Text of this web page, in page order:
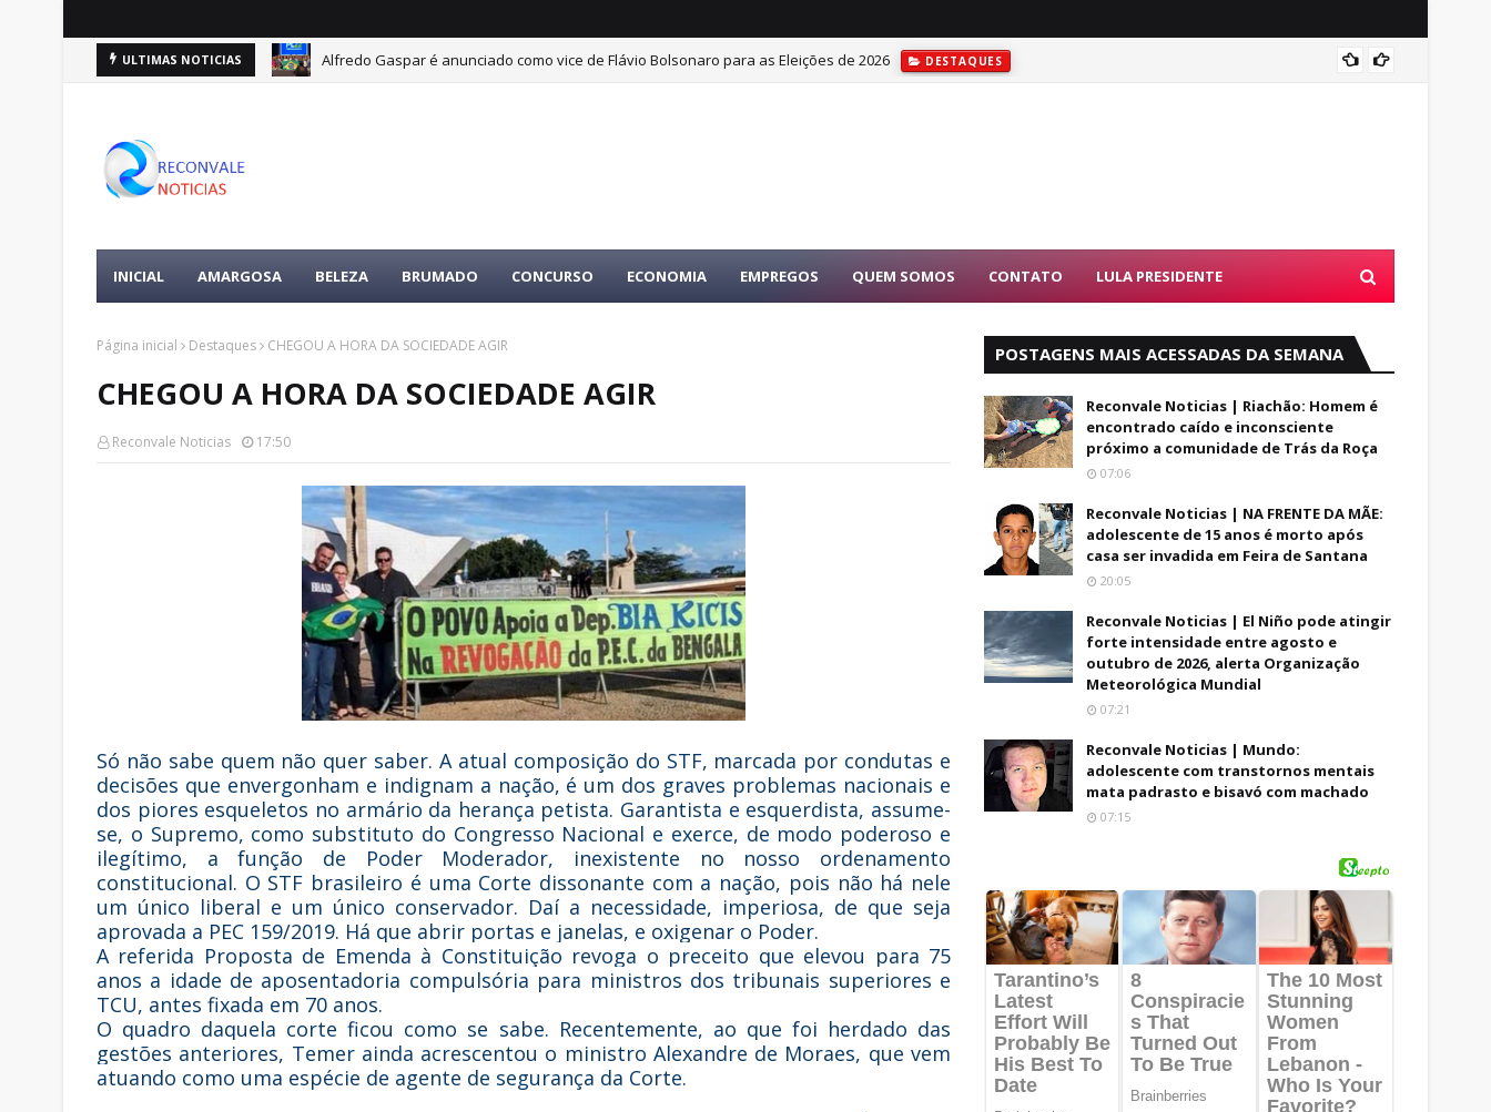
ULTIMAS NOTICIAS Alfredo Gaspar é anunciado como vice de Flávio Bolsonaro para as Eleições de 2026 DESTAQUES
INICIAL AMARGOSA BELEZA BRUMADO CONCURSO ECONOMIA EMPREGOS QUEM SOMOS CONTATO LULA PRESIDENTE
Página inicial Destaques CHEGOU A HORA DA SOCIEDADE AGIR
CHEGOU A HORA DA SOCIEDADE AGIR
Reconvale Noticias 17:50
Só não sabe quem não quer saber. A atual composição do STF, marcada por condutas e
decisões que envergonham e indignam a nação, é um dos graves problemas nacionais e
dos piores esqueletos no armário da herança petista. Garantista e esquerdista, assume-
se, o Supremo, como substituto do Congresso Nacional e exerce, de modo poderoso e
ilegítimo, a função de Poder Moderador, inexistente no nosso ordenamento
constitucional. O STF brasileiro é uma Corte dissonante com a nação, pois não há nele
um único liberal e um único conservador. Daí a necessidade, imperiosa, de que seja
aprovada a PEC 159/2019. Há que abrir portas e janelas, e oxigenar o Poder.
A referida Proposta de Emenda à Constituição revoga o preceito que elevou para 75
anos a idade de aposentadoria compulsória para ministros dos tribunais superiores e
TCU, antes fixada em 70 anos.
O quadro daquela corte ficou como se sabe. Recentemente, ao que foi herdado das
gestões anteriores, Temer ainda acrescentou o ministro Alexandre de Moraes, que vem
atuando como uma espécie de agente de segurança da Corte.
POSTAGENS MAIS ACESSADAS DA SEMANA
Reconvale Noticias | Riachão: Homem é
encontrado caído e inconsciente
próximo a comunidade de Trás da Roça
07:06
Reconvale Noticias | NA FRENTE DA MÃE:
adolescente de 15 anos é morto após
casa ser invadida em Feira de Santana
20:05
Reconvale Noticias | El Niño pode atingir
forte intensidade entre agosto e
outubro de 2026, alerta Organização
Meteorológica Mundial
07:21
Reconvale Noticias | Mundo:
adolescente com transtornos mentais
mata padrasto e bisavó com machado
07:15